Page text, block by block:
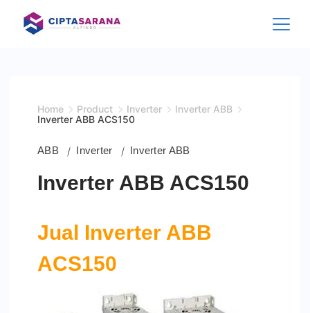
content
Home Product Inverter
Inverter ABB
Inverter ABB ACS150
ABB Inverter Inverter ABB
Inverter ABB ACS150
Jual Inverter ABB
ACS150